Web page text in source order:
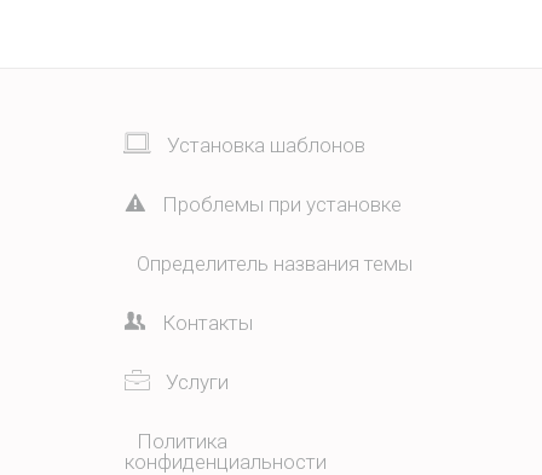
Установка шаблонов
Проблемы при установке
Определитель названия темы
Контакты
Услуги
Политика
конфиденциальности